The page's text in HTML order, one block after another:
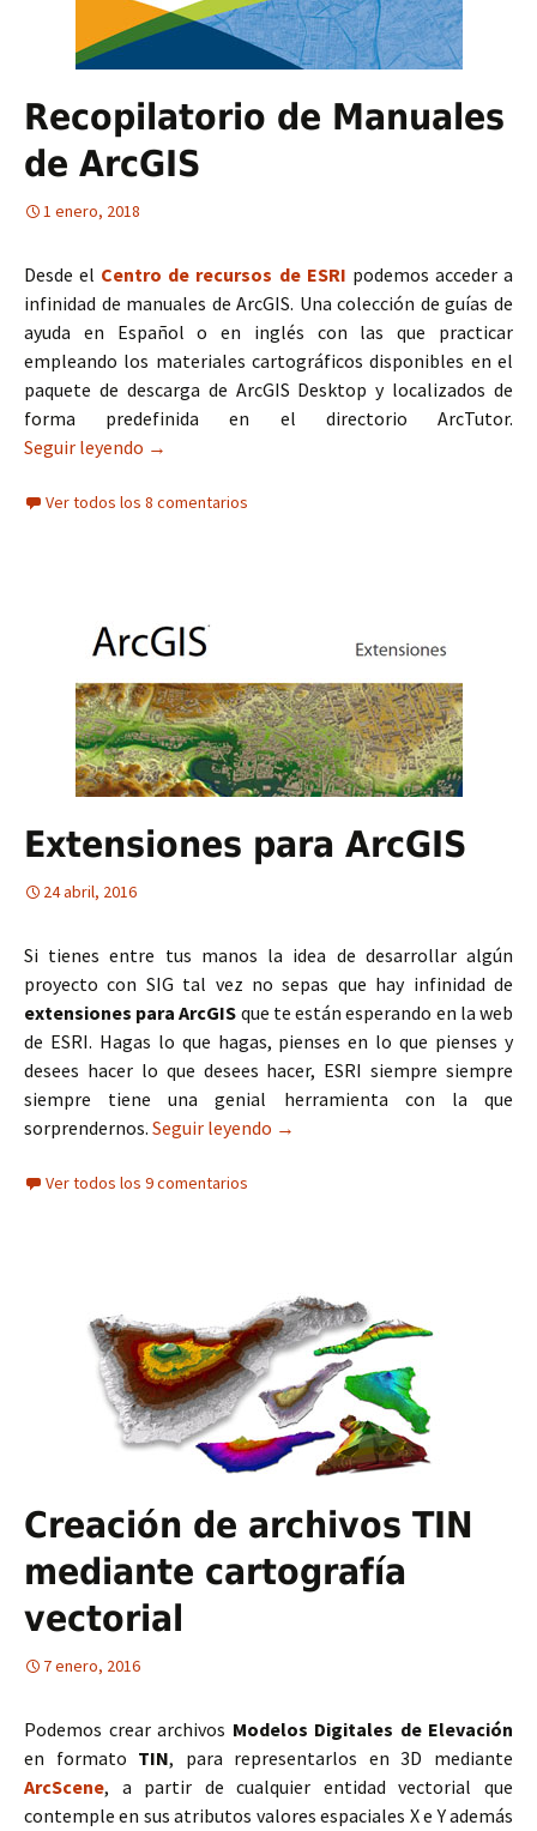
Recopilatorio de Manuales
de ArcGIS
1 enero, 2018
Desde el Centro de recursos de ESRI podemos acceder a
infinidad de manuales de ArcGIS. Una colección de guías de
ayuda en Español o en inglés con las que practicar
empleando los materiales cartográficos disponibles en el
paquete de descarga de ArcGIS Desktop y localizados de
forma predefinida en el directorio ArcTutor.
Seguir leyendo Recopilatorio de Manuales de ArcGIS
→
Ver todos los 8 comentarios
Extensiones para ArcGIS
24 abril, 2016
Si tienes entre tus manos la idea de desarrollar algún
proyecto con SIG tal vez no sepas que hay infinidad de
extensiones para ArcGIS que te están esperando en la web
de ESRI. Hagas lo que hagas, pienses en lo que pienses y
desees hacer lo que desees hacer, ESRI siempre siempre
siempre tiene una genial herramienta con la que
sorprendernos. Seguir leyendo Extensiones para ArcGIS
→
Ver todos los 9 comentarios
Creación de archivos TIN
mediante cartografía
vectorial
7 enero, 2016
Podemos crear archivos Modelos Digitales de Elevación
en formato TIN, para representarlos en 3D mediante
ArcScene, a partir de cualquier entidad vectorial que
contemple en sus atributos valores espaciales X e Y además